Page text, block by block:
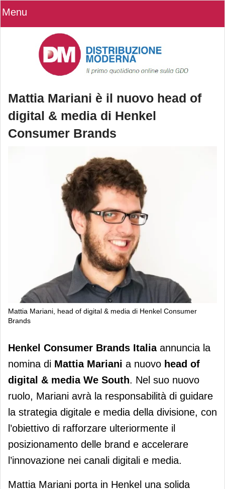
Menu
Mattia Mariani è il nuovo head of
digital & media di Henkel
Consumer Brands
Mattia Mariani, head of digital & media di Henkel Consumer
Brands
Mattia Mariani è il nuovo head of
digital & media di Henkel Consumer
Brands
Henkel Consumer Brands Italiaannuncia la
nomina di Mattia Mariani a nuovo head of
digital & media We South. Nel suo nuovo
ruolo, Mariani avrà la responsabilità di guidare
la strategia digitale e media della divisione, con
l’obiettivo di rafforzare ulteriormente il
posizionamento delle brand e accelerare
l’innovazione nei canali digitali e media.
Mattia Mariani porta in Henkel una solida